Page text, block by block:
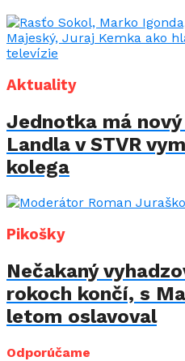
Aktuality
Jednotka má
Landla v STVR
kolega
Pikošky
Nečakaný
rokoch končí, s
letom oslavoval
Odporúčame